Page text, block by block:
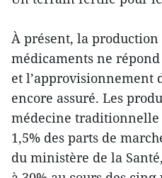
À présent, la
médicaments ne répond
et l’approvisionnement
encore assuré. Les
médecine traditionnelle
1,5% des parts de
du ministère de la